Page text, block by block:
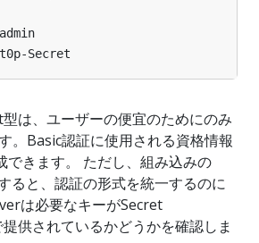
admin
t0p-Secret
は、ユーザーの便宜のためにのみ
。Basic認証に使用される資格情報
できます。 ただし、組み込みの
ると、認証の形式を統一するのに
は必要なキーがSecret
供されているかどうかを確認しま